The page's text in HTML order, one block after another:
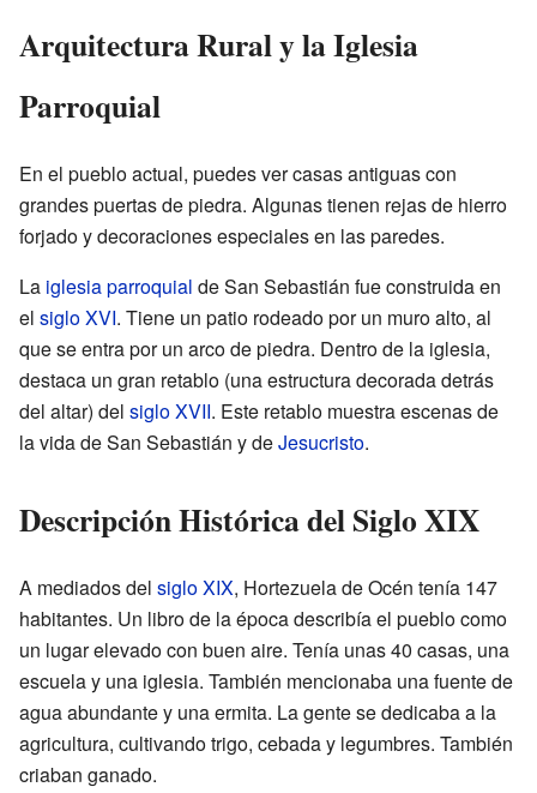
Arquitectura Rural y la Iglesia
Parroquial
En el pueblo actual, puedes ver casas antiguas con
grandes puertas de piedra. Algunas tienen rejas de hierro
forjado y decoraciones especiales en las paredes.
La iglesia parroquial de San Sebastián fue construida en
el siglo XVI. Tiene un patio rodeado por un muro alto, al
que se entra por un arco de piedra. Dentro de la iglesia,
destaca un gran retablo (una estructura decorada detrás
del altar) del siglo XVII. Este retablo muestra escenas de
la vida de San Sebastián y deJesucristo.
Descripción Histórica del Siglo XIX
A mediados del siglo XIX, Hortezuela de Océn tenía 147
habitantes. Un libro de la época describía el pueblo como
un lugar elevado con buen aire. Tenía unas 40 casas, una
escuela y una iglesia. También mencionaba una fuente de
agua abundante y una ermita. La gente se dedicaba a la
agricultura, cultivando trigo, cebada y legumbres. También
criaban ganado.